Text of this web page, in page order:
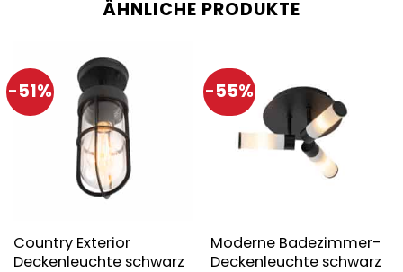
ÄHNLICHE PRODUKTE
-51%
Country Exterior
Deckenleuchte schwarz
-55%
Moderne Badezimmer-
Deckenleuchte schwarz